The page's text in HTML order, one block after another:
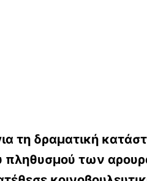
τη δραματική
πληθυσμού των